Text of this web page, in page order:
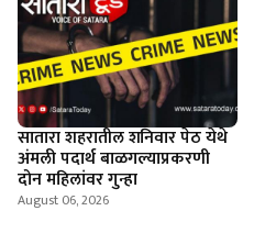
सातारा शहरातील शनिवार पेठ येथे
अंमली पदार्थ बाळगल्याप्रकरणी
दोन महिलांवर गुन्हा
August 06, 2026